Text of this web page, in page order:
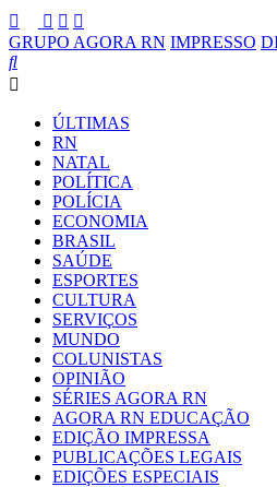
GRUPO AGORA RN IMPRESSO
ÚLTIMAS
RN
NATAL
POLÍTICA
POLÍCIA
ECONOMIA
BRASIL
SAÚDE
ESPORTES
CULTURA
SERVIÇOS
MUNDO
COLUNISTAS
OPINIÃO
SÉRIES AGORA RN
AGORA RN EDUCAÇÃO
EDIÇÃO IMPRESSA
PUBLICAÇÕES LEGAIS
EDIÇÕES ESPECIAIS